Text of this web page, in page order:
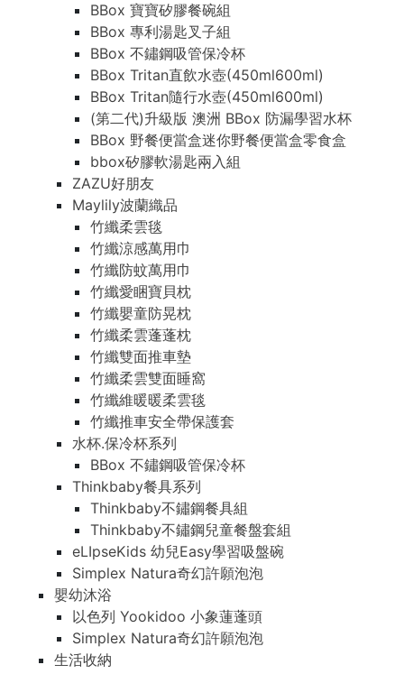
BBox 寶寶矽膠餐碗組
BBox 專利湯匙叉子組
BBox 不鏽鋼吸管保冷杯
BBox Tritan直飲水壺(450ml600ml)
BBox Tritan隨行水壺(450ml600ml)
(第二代)升級版 澳洲 BBox 防漏學習水杯
BBox 野餐便當盒迷你野餐便當盒零食盒
bbox矽膠軟湯匙兩入組
ZAZU好朋友
Maylily波蘭織品
竹纖柔雲毯
竹纖涼感萬用巾
竹纖防蚊萬用巾
竹纖愛睏寶貝枕
竹纖嬰童防晃枕
竹纖柔雲蓬蓬枕
竹纖雙面推車墊
竹纖柔雲雙面睡窩
竹纖維暖暖柔雲毯
竹纖推車安全帶保護套
水杯.保冷杯系列
BBox 不鏽鋼吸管保冷杯
Thinkbaby餐具系列
Thinkbaby不鏽鋼餐具組
Thinkbaby不鏽鋼兒童餐盤套組
eLIpseKids 幼兒Easy學習吸盤碗
Simplex Natura奇幻許願泡泡
嬰幼沐浴
以色列 Yookidoo 小象蓮蓬頭
Simplex Natura奇幻許願泡泡
生活收納